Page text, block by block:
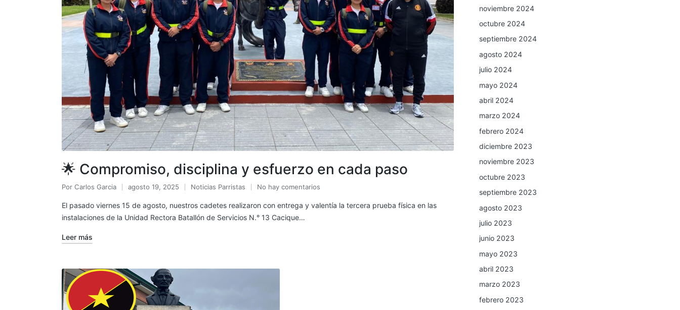
🌟 Compromiso, disciplina y esfuerzo en cada paso
Por Carlos Garcia agosto 19, 2025 Noticias Parristas No hay comentarios
El pasado viernes 15 de agosto, nuestros cadetes realizaron con entrega y valentía la tercera prueba física en las
instalaciones de la Unidad Rectora Batallón de Servicios N.° 13 Cacique…
Leer más
noviembre 2024
octubre 2024
septiembre 2024
agosto 2024
julio 2024
mayo 2024
abril 2024
marzo 2024
febrero 2024
diciembre 2023
noviembre 2023
octubre 2023
septiembre 2023
agosto 2023
julio 2023
junio 2023
mayo 2023
abril 2023
marzo 2023
febrero 2023